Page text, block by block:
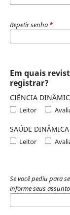
Repetir senha *
Em quais
registrar?
CIÊNCIA
Leitor
SAÚDE DINÂMICA
Leitor
Se você pediu para
informe seus